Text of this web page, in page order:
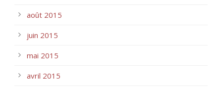
août 2015
juin 2015
mai 2015
avril 2015